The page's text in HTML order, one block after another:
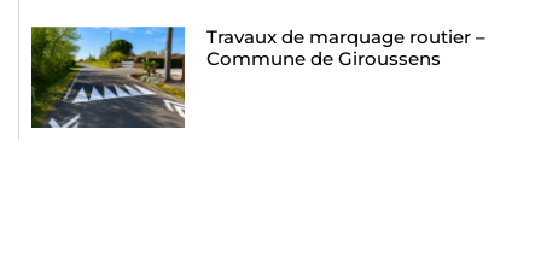
Travaux de marquage routier –
Commune de Giroussens